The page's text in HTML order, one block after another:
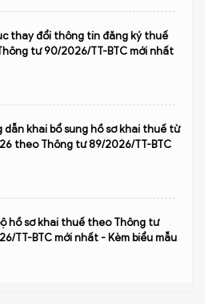
thay đổi thông tin đăng ký thuế
tư 90/2026/TT-BTC mới nhất
dẫn khai bổ sung hồ sơ khai thuế từ
theo Thông tư 89/2026/TT-BTC
hồ sơ khai thuế theo Thông tư
TT-BTC mới nhất - Kèm biểu mẫu